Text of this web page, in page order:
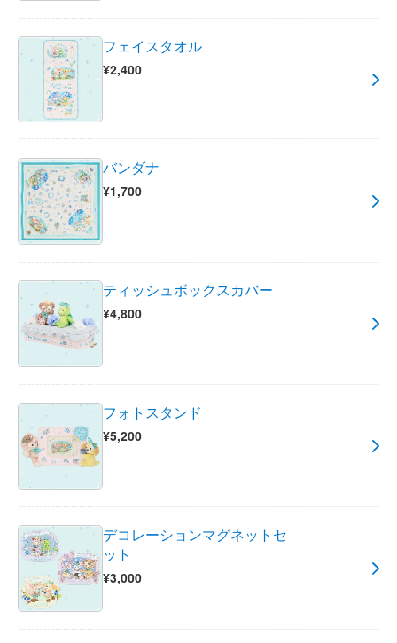
フェイスタオル
¥2,400
バンダナ
¥1,700
ティッシュボックスカバー
¥4,800
フォトスタンド
¥5,200
デコレーションマグネットセ
ット
¥3,000